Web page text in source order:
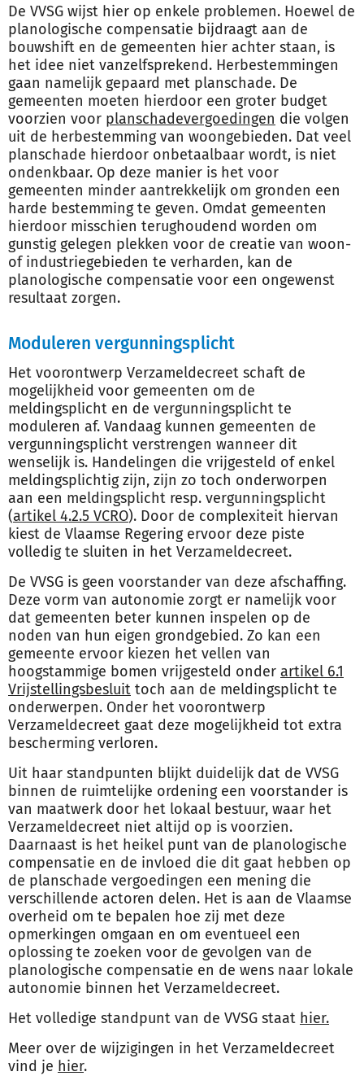
De VVSG wijst hier op enkele problemen. Hoewel de
planologische compensatie bijdraagt aan de
bouwshift en de gemeenten hier achter staan, is
het idee niet vanzelfsprekend. Herbestemmingen
gaan namelijk gepaard met planschade. De
gemeenten moeten hierdoor een groter budget
voorzien voor planschadevergoedingen die volgen
uit de herbestemming van woongebieden. Dat veel
planschade hierdoor onbetaalbaar wordt, is niet
ondenkbaar. Op deze manier is het voor
gemeenten minder aantrekkelijk om gronden een
harde bestemming te geven. Omdat gemeenten
hierdoor misschien terughoudend worden om
gunstig gelegen plekken voor de creatie van woon-
of industriegebieden te verharden, kan de
planologische compensatie voor een ongewenst
resultaat zorgen.
Moduleren vergunningsplicht
Het voorontwerp Verzameldecreet schaft de
mogelijkheid voor gemeenten om de
meldingsplicht en de vergunningsplicht te
moduleren af. Vandaag kunnen gemeenten de
vergunningsplicht verstrengen wanneer dit
wenselijk is. Handelingen die vrijgesteld of enkel
meldingsplichtig zijn, zijn zo toch onderworpen
aan een meldingsplicht resp. vergunningsplicht
(artikel 4.2.5 VCRO). Door de complexiteit hiervan
kiest de Vlaamse Regering ervoor deze piste
volledig te sluiten in het Verzameldecreet.
De VVSG is geen voorstander van deze afschaffing.
Deze vorm van autonomie zorgt er namelijk voor
dat gemeenten beter kunnen inspelen op de
noden van hun eigen grondgebied. Zo kan een
gemeente ervoor kiezen het vellen van
hoogstammige bomen vrijgesteld onder artikel 6.1
Vrijstellingsbesluit toch aan de meldingsplicht te
onderwerpen. Onder het voorontwerp
Verzameldecreet gaat deze mogelijkheid tot extra
bescherming verloren.
Uit haar standpunten blijkt duidelijk dat de VVSG
binnen de ruimtelijke ordening een voorstander is
van maatwerk door het lokaal bestuur, waar het
Verzameldecreet niet altijd op is voorzien.
Daarnaast is het heikel punt van de planologische
compensatie en de invloed die dit gaat hebben op
de planschade vergoedingen een mening die
verschillende actoren delen. Het is aan de Vlaamse
overheid om te bepalen hoe zij met deze
opmerkingen omgaan en om eventueel een
oplossing te zoeken voor de gevolgen van de
planologische compensatie en de wens naar lokale
autonomie binnen het Verzameldecreet.
Het volledige standpunt van de VVSG staat hier.
Meer over de wijzigingen in het Verzameldecreet
vind je hier.